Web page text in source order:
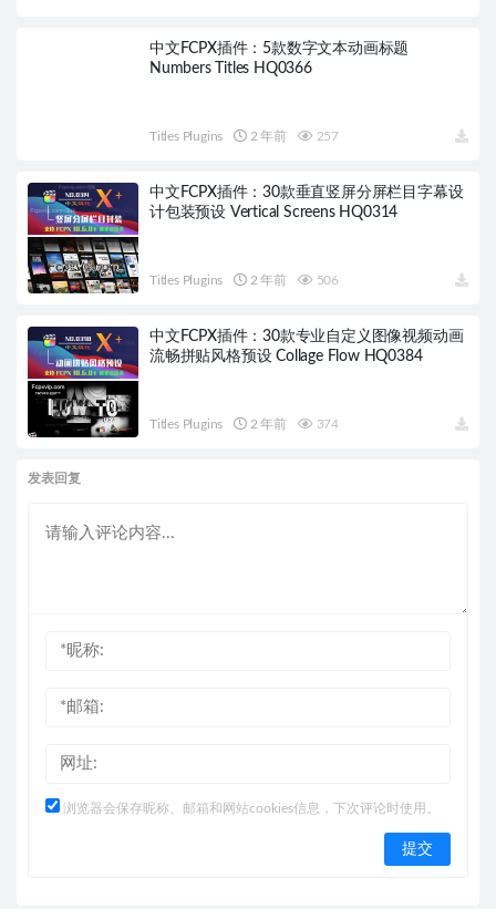
中文FCPX插件：5款数字文本动画标题
Numbers Titles HQ0366
Titles Plugins 2 年前 257
中文FCPX插件：30款垂直竖屏分屏栏目字幕设
计包装预设 Vertical Screens HQ0314
Titles Plugins 2 年前 506
中文FCPX插件：30款专业自定义图像视频动画
流畅拼贴风格预设 Collage Flow HQ0384
Titles Plugins 2 年前 374
发表回复
浏览器会保存昵称、邮箱和网站cookies信息，下次评论时使用。